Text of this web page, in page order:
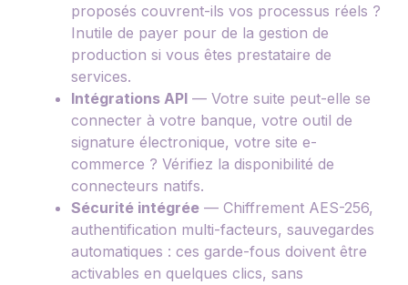
proposés couvrent-ils vos processus réels ?
Inutile de payer pour de la gestion de
production si vous êtes prestataire de
services.
Intégrations API — Votre suite peut-elle se
connecter à votre banque, votre outil de
signature électronique, votre site e-
commerce ? Vérifiez la disponibilité de
connecteurs natifs.
Sécurité intégrée — Chiffrement AES-256,
authentification multi-facteurs, sauvegardes
automatiques : ces garde-fous doivent être
activables en quelques clics, sans